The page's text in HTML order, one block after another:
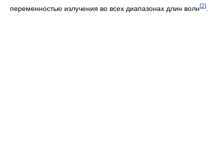
переменностью излучения во всех диапазонах длин волн [2]